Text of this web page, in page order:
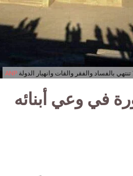
بالفساد والفقر والقات وانهيار الدولة ANP
في وعي أبنائه